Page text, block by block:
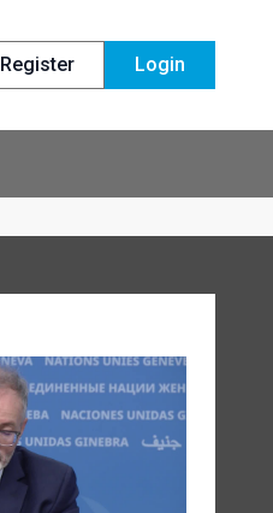
Register Login